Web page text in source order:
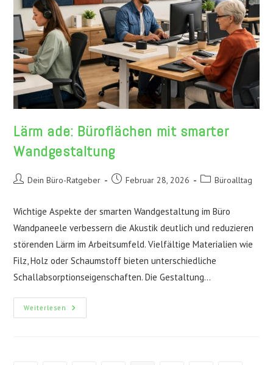
Lärm ade: Büroflächen mit smarter
Wandgestaltung
Beitrags-Dein Büro-Ratgeber
BeitragFebruar 28, 2026
Beitrags-
Büroalltag
Wichtige Aspekte der smarten Wandgestaltung im Büro
Wandpaneele verbessern die Akustik deutlich und reduzieren
störenden Lärm im Arbeitsumfeld. Vielfältige Materialien wie
Filz, Holz oder Schaumstoff bieten unterschiedliche
Schallabsorptionseigenschaften. Die Gestaltung…
Weiterlesen Lärm
Ade: